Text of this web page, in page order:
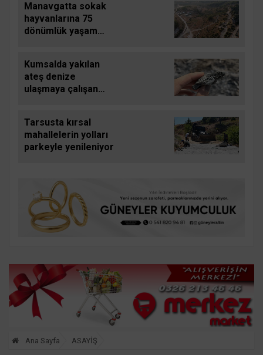
Manavgatta sokak
hayvanlarına 75
dönümlük yaşam
Kumsalda yakılan
ateş denize
ulaşmaya çalışan
Tarsusta kırsal
mahallelerin yolları
parkeyle yenileniyor
Ana Sayfa ASAYİŞ